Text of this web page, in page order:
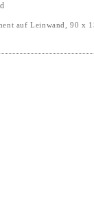
auf Leinwand, 90